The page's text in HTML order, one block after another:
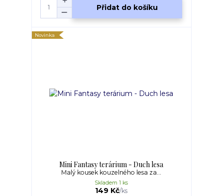
Přidat do košíku
Novinka
Mini Fantasy terárium - Duch lesa
Malý kousek kouzelného lesa za...
149 Kč/ks
Skladem 1 ks